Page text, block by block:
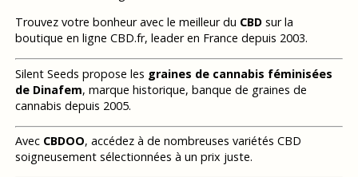
Trouvez votre bonheur avec le meilleur du CBDsur la
boutique en ligne CBD.fr, leader en France depuis 2003.
Silent Seeds propose les graines de cannabis féminisées
de Dinafem, marque historique, banque de graines de
cannabis depuis 2005.
Avec CBDOO, accédez à de nombreuses variétés CBD
soigneusement sélectionnées à un prix juste.